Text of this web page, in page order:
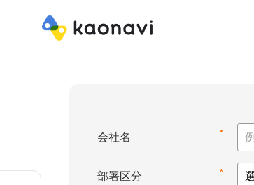
*
会社名
*
部署区分